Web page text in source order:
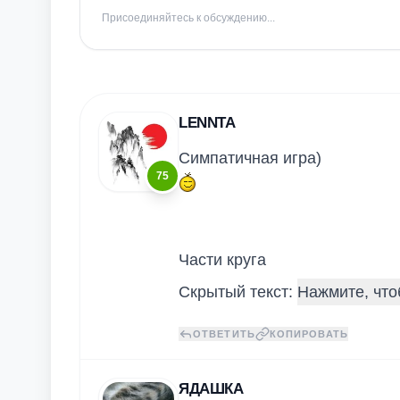
Присоединяйтесь к обсуждению...
75
LENNTA
Симпатичная игра)
Части круга
Скрытый текст:
ОТВЕТИТЬ КОПИРОВАТЬ
ЯДАШКА